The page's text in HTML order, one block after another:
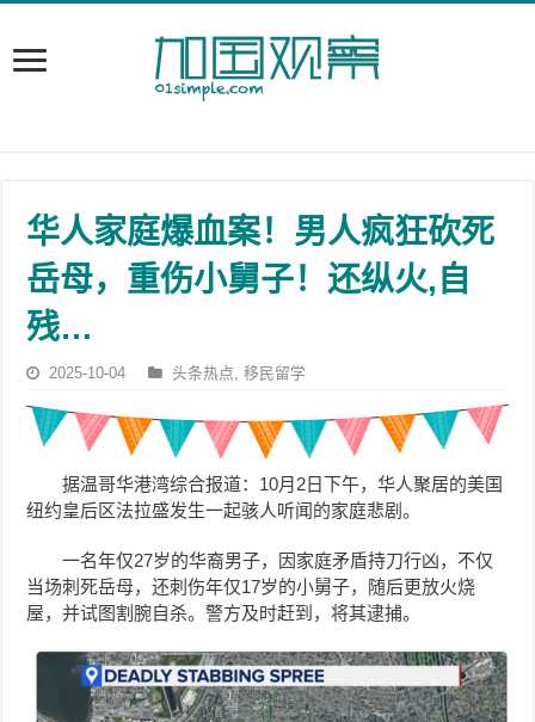
华人家庭爆血案！男人疯狂砍死
岳母，重伤小舅子！还纵火,自
残…
2025-10-04 头条热点,移民留学
据温哥华港湾综合报道：10月2日下午，华人聚居的美国
纽约皇后区法拉盛发生一起骇人听闻的家庭悲剧。
一名年仅27岁的华裔男子，因家庭矛盾持刀行凶，不仅
当场刺死岳母，还刺伤年仅17岁的小舅子，随后更放火烧
屋，并试图割腕自杀。警方及时赶到，将其逮捕。